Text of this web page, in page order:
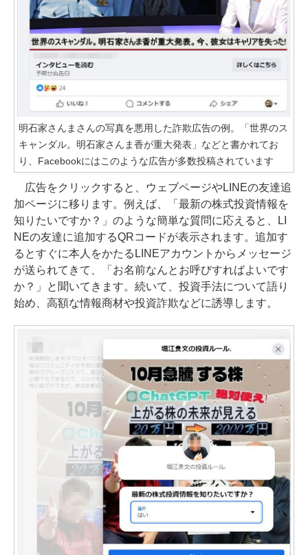
明石家さんまさんの写真を悪用した詐欺広告の例。「世界のス
キャンダル。明石家さんま香が重大発表」などと書かれてお
り、Facebookにはこのような広告が多数投稿されています
広告をクリックすると、ウェブページやLINEの友達追
加ページに移ります。例えば、「最新の株式投資情報を
知りたいですか？」のような簡単な質問に応えると、LI
NEの友達に追加するQRコードが表示されます。追加す
るとすぐに本人をかたるLINEアカウントからメッセージ
が送られてきて、「お名前なんとお呼びすればよいです
か？」と聞いてきます。続いて、投資手法について語り
始め、高額な情報商材や投資詐欺などに誘導します。